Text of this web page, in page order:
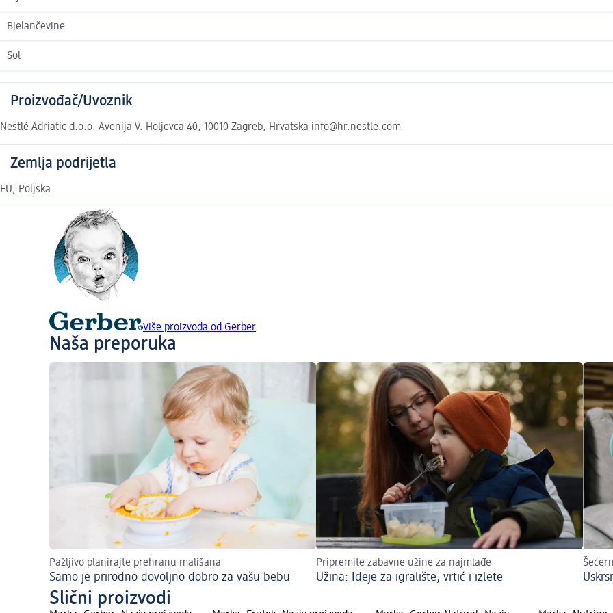
Bjelančevine
Sol
Proizvođač/Uvoznik
Nestlé Adriatic d.o.o. Avenija V. Holjevca 40, 10010 Zagreb, Hrvatska info@hr.nestle.com
Zemlja podrijetla
EU, Poljska
Više proizvoda od Gerber
Naša preporuka
Pažljivo planirajte prehranu mališana
Samo je prirodno dovoljno dobro za vašu bebu
Pripremite zabavne užine za najmlađe
Užina: Ideje za igralište, vrtić i izlete
Slični proizvodi